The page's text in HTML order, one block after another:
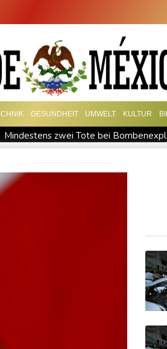
GESUNDHEIT UMWELT KULTUR
Mindestens zwei Tote bei
Grad: Allzeit-Hitzerekord in der